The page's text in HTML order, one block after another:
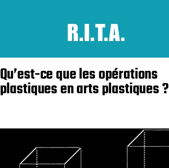
Qu’est-ce que les opérations
plastiques en arts plastiques ?